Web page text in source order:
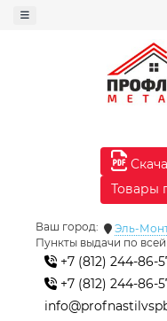
Товары
Ваш город:
Эль-
Пункты выдачи по
+7 (812) 244-86-
+7 (812) 244-86-